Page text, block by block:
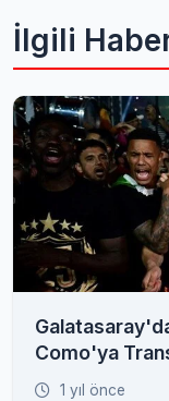
İlgili
Como'ya
1 yıl önce